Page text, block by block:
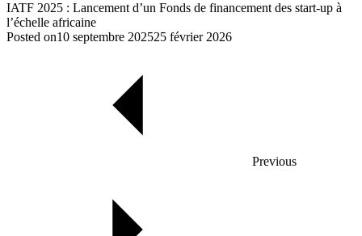
IATF 2025 : Lancement d’un Fonds de financement des start-up à
l’échelle africaine
Posted on10 septembre 202525 février 2026
Previous